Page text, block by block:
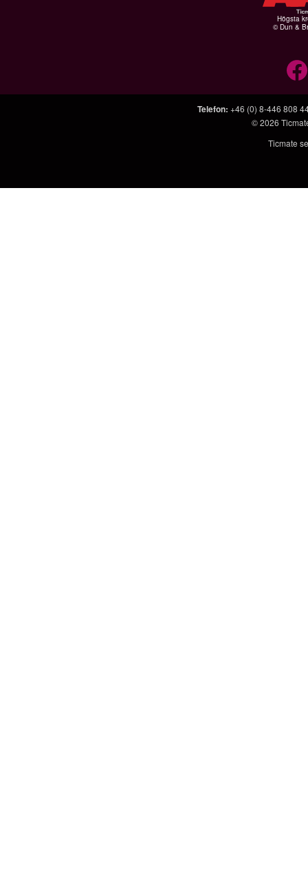
Högsta
© Dun &
Telefon: +46 (0) 8-446 808
© 2026
Ticmate